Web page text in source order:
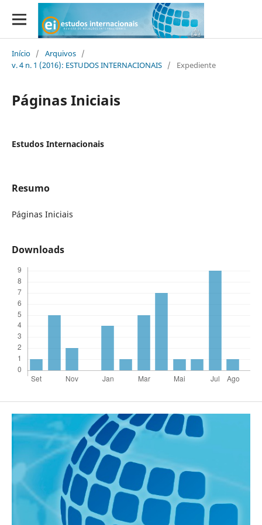
Início / Arquivos /
v. 4 n. 1 (2016): ESTUDOS INTERNACIONAIS / Expediente
Páginas Iniciais
Estudos Internacionais
Resumo
Páginas Iniciais
Downloads